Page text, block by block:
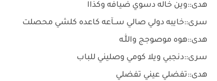
هدى::وين خاله دسوي ضيافه وكذاا
سرى::خايبه دولي صالي ســآعه كاعده كلشي محصلت
هدى::هوه موصوجج واللّٰـه
سرى::دنجبي ويلا كومي وصليني للباب
هدى::تفضلي عيني تفضلي